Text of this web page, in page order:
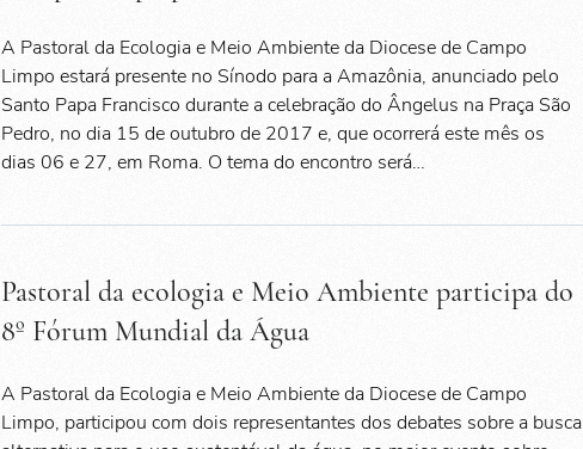
A Pastoral da Ecologia e Meio Ambiente da Diocese de Campo
Limpo estará presente no Sínodo para a Amazônia, anunciado pelo
Santo Papa Francisco durante a celebração do Ângelus na Praça São
Pedro, no dia 15 de outubro de 2017 e, que ocorrerá este mês os
dias 06 e 27, em Roma. O tema do encontro será…
Pastoral da ecologia e Meio Ambiente participa do
8º Fórum Mundial da Água
A Pastoral da Ecologia e Meio Ambiente da Diocese de Campo
Limpo, participou com dois representantes dos debates sobre a busca